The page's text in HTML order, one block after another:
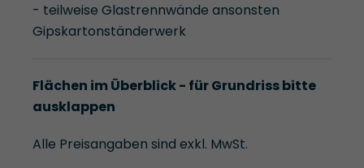
- teilweise Glastrennwände ansonsten
Gipskartonständerwerk
Flächen im Überblick - für Grundriss bitte
ausklappen
Alle Preisangaben sind exkl. MwSt.